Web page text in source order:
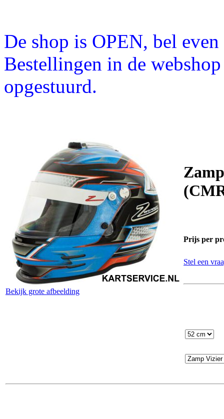
De shop is OPEN, bel
Bestellingen in de
opgestuurd.
Bekijk grote afbeelding
Prijs per
Stel een